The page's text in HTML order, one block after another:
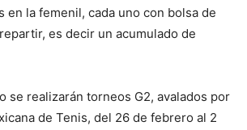
en la femenil, cada uno con bolsa de
es decir un acumulado de
se realizarán torneos G2, avalados por
de Tenis, del 26 de febrero al 2